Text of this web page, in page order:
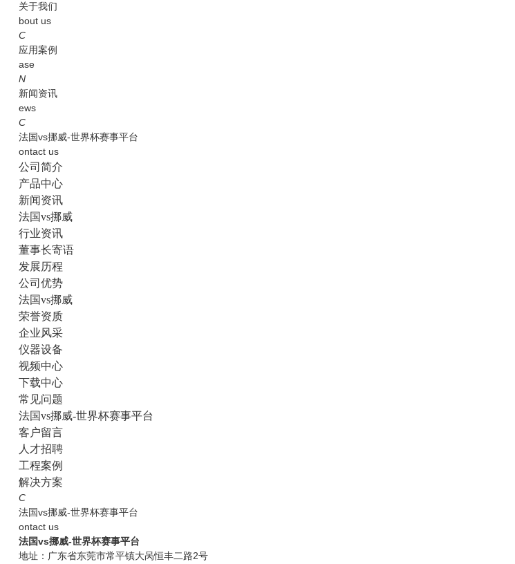
关于我们
bout us
C
应用案例
ase
N
新闻资讯
ews
C
法国vs挪威-世界杯赛事平台
ontact us
公司简介
产品中心
新闻资讯
法国vs挪威
行业资讯
董事长寄语
发展历程
公司优势
法国vs挪威
荣誉资质
企业风采
仪器设备
视频中心
下载中心
常见问题
法国vs挪威-世界杯赛事平台
客户留言
人才招聘
工程案例
解决方案
C
法国vs挪威-世界杯赛事平台
ontact us
法国vs挪威-世界杯赛事平台
地址：广东省东莞市常平镇大呙恒丰二路2号